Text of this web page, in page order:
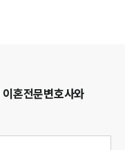
이혼전문변호사와